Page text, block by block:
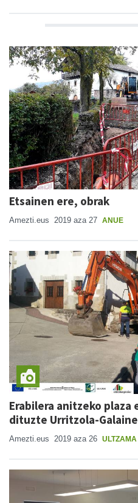
Etsainen ere, obrak
Amezti.eus 2019 aza 27 ANUE
Erabilera anitzeko plaza
dituzte Urritzola-
Amezti.eus 2019 aza 26 ULTZAMA